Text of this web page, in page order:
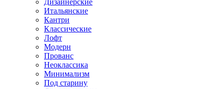
Дизайнерские
Итальянские
Кантри
Классические
Лофт
Модерн
Прованс
Неоклассика
Минимализм
Под старину